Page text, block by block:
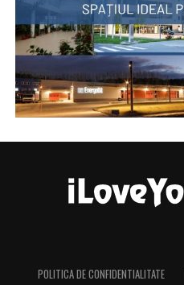
POLITICA DE CONFIDENTIALITATE